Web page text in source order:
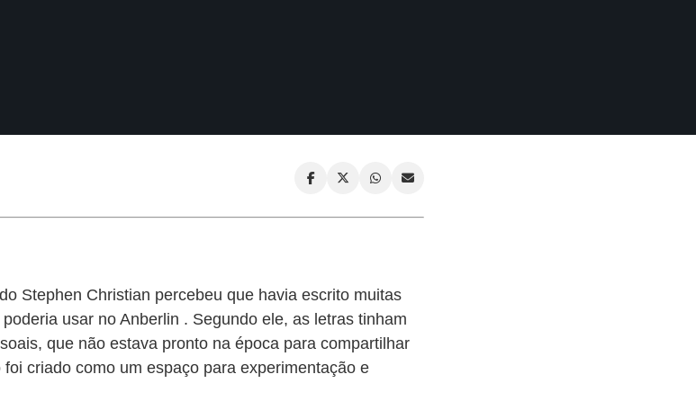
Stephen Christian percebeu que havia escrito muitas
usar no Anberlin . Segundo ele, as letras tinham
que não estava pronto na época para compartilhar
criado como um espaço para experimentação e